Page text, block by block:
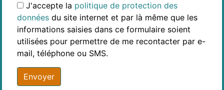
J'accepte la politique de protection des
données du site internet et par là même que les
informations saisies dans ce formulaire soient
utilisées pour permettre de me recontacter par e-
mail, téléphone ou SMS.
Envoyer